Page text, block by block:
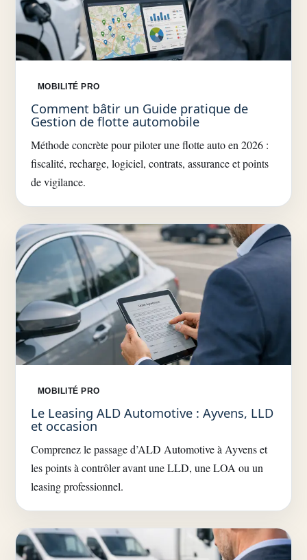
MOBILITÉ PRO
Comment bâtir un Guide pratique de
Gestion de flotte automobile
Méthode concrète pour piloter une flotte auto en 2026 :
fiscalité, recharge, logiciel, contrats, assurance et points
de vigilance.
MOBILITÉ PRO
Le Leasing ALD Automotive : Ayvens, LLD
et occasion
Comprenez le passage d’ALD Automotive à Ayvens et
les points à contrôler avant une LLD, une LOA ou un
leasing professionnel.